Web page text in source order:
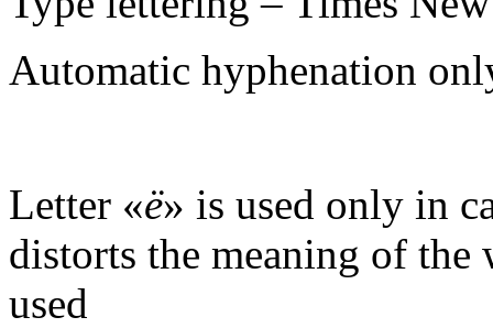
Automatic hyphenation
Letter «ё» is used only in
distorts the meaning of the
used